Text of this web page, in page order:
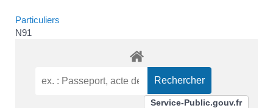
Particuliers
N91
Service-Public.gouv.fr